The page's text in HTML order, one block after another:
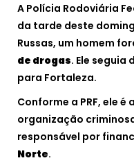
A Polícia Rodoviária
da tarde deste
Russas, um homem
de drogas. Ele seguia
para Fortaleza.
Conforme a PRF, ele
organização
responsável por
Norte.